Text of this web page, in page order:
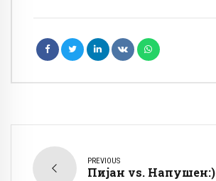
PREVIOUS
Пијан vs. Напушен:)